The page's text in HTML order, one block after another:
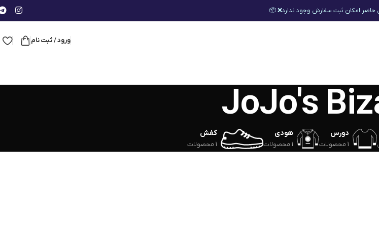
حاضر امکان ثبت سفارش وجود ندارد❌ 📦
ورود / ثبت نام
JoJo's
دورس
1 محصولات
هودی
1 محصولات
کفش
1 محصولات